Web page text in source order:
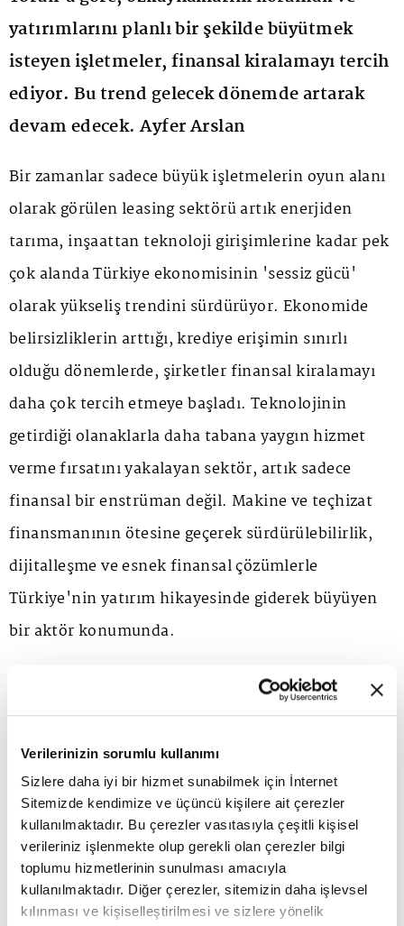
Verilerinizin sorumlu kullanımı
Sizlere daha iyi bir hizmet sunabilmek için İnternet
Sitemizde kendimize ve üçüncü kişilere ait çerezler
kullanılmaktadır. Bu çerezler vasıtasıyla çeşitli kişisel
verileriniz işlenmekte olup gerekli olan çerezler bilgi
toplumu hizmetlerinin sunulması amacıyla
kullanılmaktadır. Diğer çerezler, sitemizin daha işlevsel
kılınması ve kişiselleştirilmesi ve sizlere yönelik
yatırımlarını planlı bir şekilde büyütmek
isteyen işletmeler, finansal kiralamayı tercih
ediyor. Bu trend gelecek dönemde artarak
devam edecek. Ayfer Arslan
Bir zamanlar sadece büyük işletmelerin oyun alanı
olarak görülen leasing sektörü artık enerjiden
tarıma, inşaattan teknoloji girişimlerine kadar pek
çok alanda Türkiye ekonomisinin 'sessiz gücü'
olarak yükseliş trendini sürdürüyor. Ekonomide
belirsizliklerin arttığı, krediye erişimin sınırlı
olduğu dönemlerde, şirketler finansal kiralamayı
daha çok tercih etmeye başladı. Teknolojinin
getirdiği olanaklarla daha tabana yaygın hizmet
verme fırsatını yakalayan sektör, artık sadece
finansal bir enstrüman değil. Makine ve teçhizat
finansmanının ötesine geçerek sürdürülebilirlik,
dijitalleşme ve esnek finansal çözümlerle
Türkiye'nin yatırım hikayesinde giderek büyüyen
bir aktör konumunda.
Sektörün önde gelen şirketlerinden Yapı Kredi
Leasing Genel Müdürü Fatih Torun'a göre hem
küresel arenada hem Türkiye'de leasing sektörü
yükseliş trendinde. Şirketler, ilgili alanlara yatırım
yapmak yerine belirli süreli sözleşmelerle hizmet
almayı tercih ediyor. Torun, sektörün yükselişinde
teknolojik gelişmelerin de etkili olduğunu
düşünüyor. Çünkü teknoloji ve dijitalleşmeyle